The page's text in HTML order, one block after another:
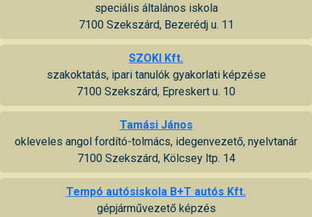
speciális általános iskola
7100 Szekszárd, Bezerédj u. 11
SZOKI Kft.
szakoktatás, ipari tanulók gyakorlati képzése
7100 Szekszárd, Epreskert u. 10
Tamási János
okleveles angol fordító-tolmács, idegenvezető, nyelvtanár
7100 Szekszárd, Kölcsey ltp. 14
Tempó autósiskola B+T autós Kft.
gépjárművezető képzés